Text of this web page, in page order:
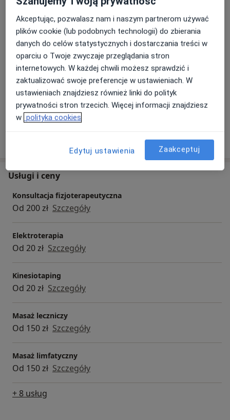
więcejO mnie
Główne obszary pomocy
Asymetria ciała
Asymetria ułożeniowa
Ból barku
Ból biodra Ból emocjonalny +51
Pacjenci których przyjmuję
Dorośli
o doświadczeniu
Usługi i ceny
Konsultacja fizjoterapeutyczna
Od 200 zł Szczegóły
Elektroterapia
Od 20 zł Szczegóły
Kinesiotaping
Od 20 zł Szczegóły
Masaż leczniczy
Od 150 zł Szczegóły
Masaż limfatyczny
Od 150 zł Szczegóły
+ 8 usług
Akceptując, pozwalasz nam i naszym partnerom używać
plików cookie (lub podobnych technologii) do zbierania
danych do celów statystycznych i dostarczania treści w
oparciu o Twoje zwyczaje przeglądania stron
internetowych. W każdej chwili możesz sprawdzić i
zaktualizować swoje preferencje w ustawieniach. W
ustawieniach znajdziesz również linki do polityk
prywatności stron trzecich. Więcej informacji znajdziesz
w polityka cookies
Edytuj ustawienia Zaakceptuj